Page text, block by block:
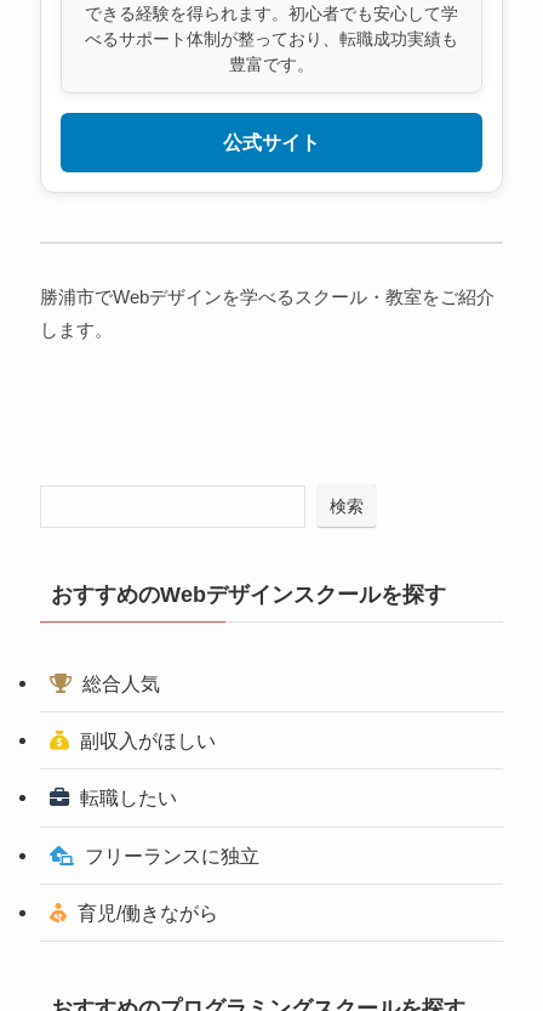
できる経験を得られます。初心者でも安心して学
べるサポート体制が整っており、転職成功実績も
豊富です。
公式サイト
勝浦市でWebデザインを学べるスクール・教室をご紹介
します。
検索
おすすめのWebデザインスクールを探す
総合人気
副収入がほしい
転職したい
フリーランスに独立
育児/働きながら